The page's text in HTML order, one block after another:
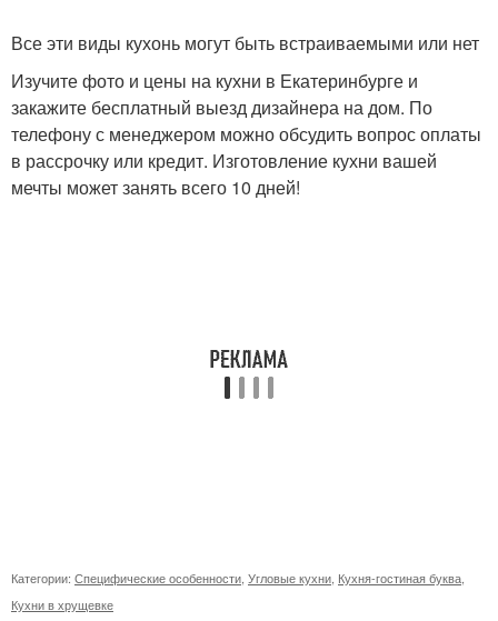
Все эти виды кухонь могут быть встраиваемыми или нет
Изучите фото и цены на кухни в Екатеринбурге и
закажите бесплатный выезд дизайнера на дом. По
телефону с менеджером можно обсудить вопрос оплаты
в рассрочку или кредит. Изготовление кухни вашей
мечты может занять всего 10 дней!
Категории: Специфические особенности Угловые кухни Кухня-гостиная буква
Кухни в хрущевке